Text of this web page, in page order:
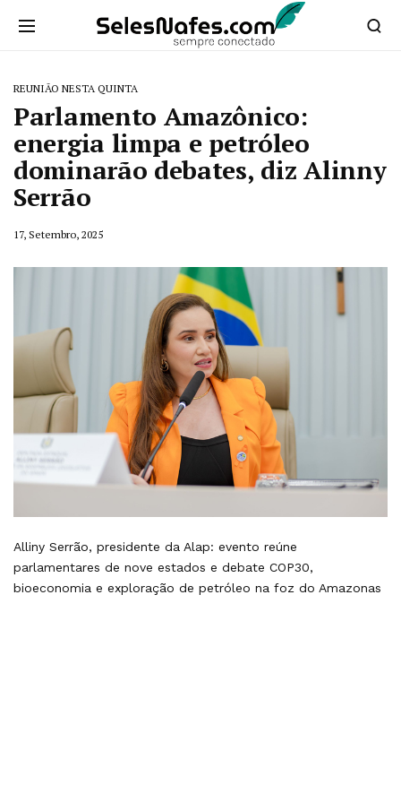
REUNIÃO NESTA QUINTA
Parlamento Amazônico:
energia limpa e petróleo
dominarão debates, diz Alinny
Serrão
17, Setembro, 2025
Alliny Serrão, presidente da Alap: evento reúne
parlamentares de nove estados e debate COP30,
bioeconomia e exploração de petróleo na foz do Amazonas